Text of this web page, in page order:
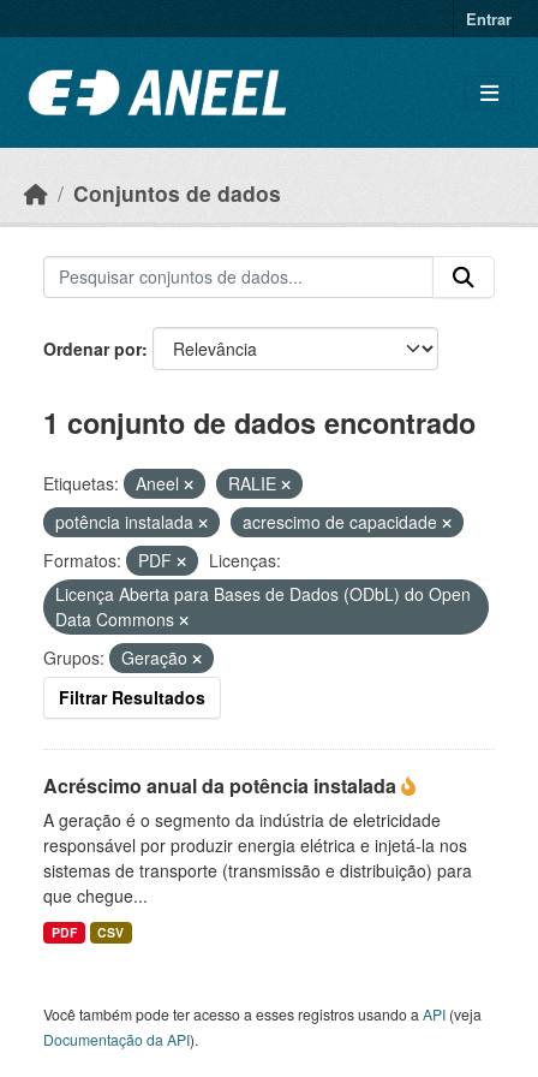
Entrar
Conjuntos de dados
Ordenar por
1 conjunto de dados encontrado
Etiquetas: Aneel
RALIE
potência instalada
acrescimo de capacidade
Formatos:
PDF
Licenças:
Licença Aberta para Bases de Dados (ODbL) do Open
Data Commons
Grupos:
Geração
Filtrar Resultados
Acréscimo anual da potência instalada
A geração é o segmento da indústria de eletricidade
responsável por produzir energia elétrica e injetá-la nos
sistemas de transporte (transmissão e distribuição) para
que chegue...
PDF CSV
Você também pode ter acesso a esses registros usando a API (veja
Documentação da API).